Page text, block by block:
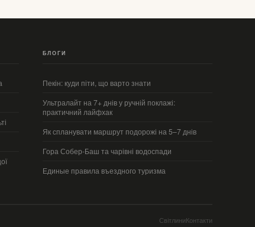
БЛОГИ
Пекін: куди піти, що варто знати
Ультралайт на 7+ днів у ручній поклажі:
практичний лайфхак
Як спланувати маршрут подорожі на 5–7 днів
Гора Собер-Баш та чарівні водоспади
Единые правила въездного туризма
СвітлиниКонтакти